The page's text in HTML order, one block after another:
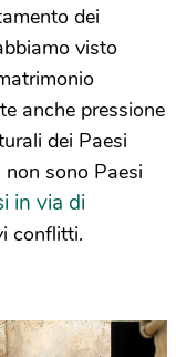
dei
visto
anche pressione
dei Paesi
sono Paesi
in via di
conflitti.